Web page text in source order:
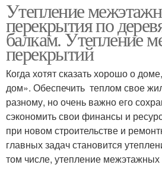
Утепление
перекрытия по
балкам. Утепление
перекрытий
Когда хотят сказать хорошо о
дом». Обеспечить теплом свое
разному, но очень важно его
сэкономить свои финансы и
при новом строительстве и
главных задач становится
том числе, утепление